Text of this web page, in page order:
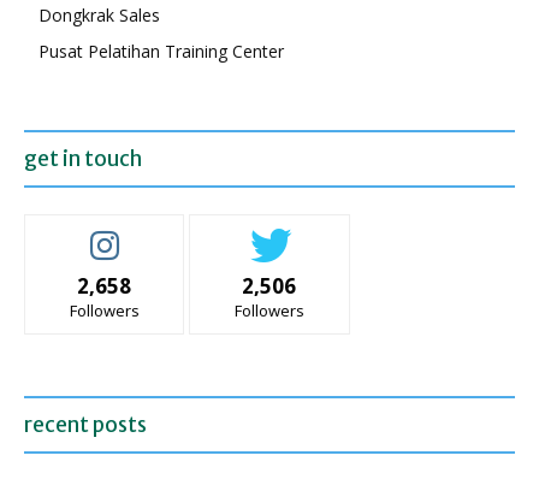
Dongkrak Sales
Pusat Pelatihan Training Center
get in touch
2,658
Followers
2,506
Followers
recent posts